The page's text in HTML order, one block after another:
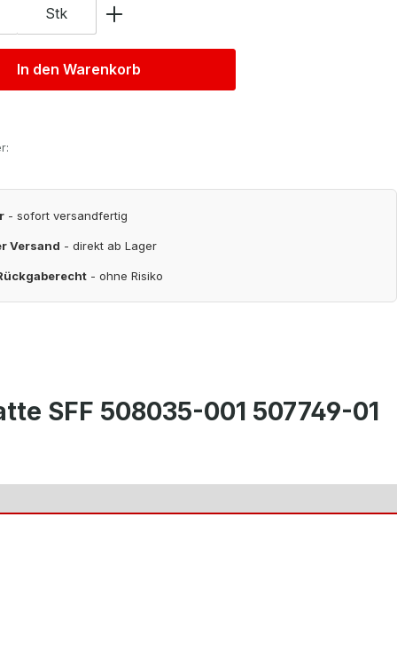
Stk
In den Warenkorb
- sofort versandfertig
Versand - direkt ab Lager
- ohne Risiko
SFF 508035-001 507749-01